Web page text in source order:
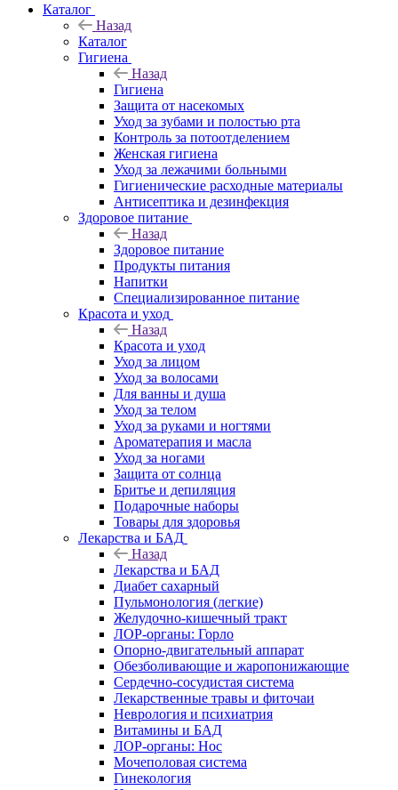
Каталог
Назад
Каталог
Гигиена
Назад
Гигиена
Защита от насекомых
Уход за зубами и полостью рта
Контроль за потоотделением
Женская гигиена
Уход за лежачими больными
Гигиенические расходные материалы
Антисептика и дезинфекция
Здоровое питание
Назад
Здоровое питание
Продукты питания
Напитки
Специализированное питание
Красота и уход
Назад
Красота и уход
Уход за лицом
Уход за волосами
Для ванны и душа
Уход за телом
Уход за руками и ногтями
Ароматерапия и масла
Уход за ногами
Защита от солнца
Бритье и депиляция
Подарочные наборы
Товары для здоровья
Лекарства и БАД
Назад
Лекарства и БАД
Диабет сахарный
Пульмонология (легкие)
Желудочно-кишечный тракт
ЛОР-органы: Горло
Опорно-двигательный аппарат
Обезболивающие и жаропонижающие
Сердечно-сосудистая система
Лекарственные травы и фиточаи
Неврология и психиатрия
Витамины и БАД
ЛОР-органы: Нос
Мочеполовая система
Гинекология